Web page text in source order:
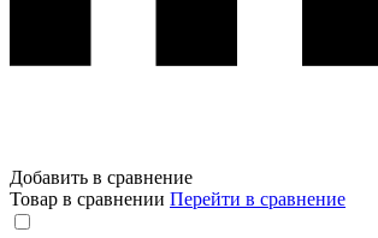
Добавить в сравнение
Товар в сравнении Перейти в сравнение